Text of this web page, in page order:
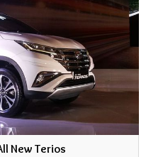
New Terios